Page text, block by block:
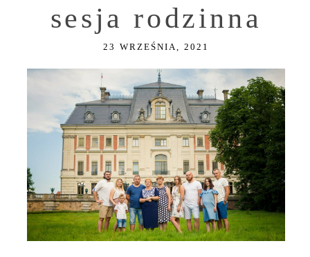
sesja rodzinna
23 WRZEŚNIA, 2021